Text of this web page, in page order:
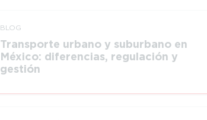
BLOG
Transporte urbano y suburbano en
México: diferencias, regulación y
gestión